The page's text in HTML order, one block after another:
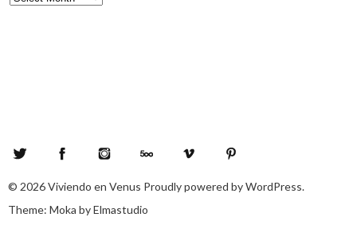
© 2026Viviendo en Venus Proudly powered byWordPress.
Theme: Moka byElmastudio